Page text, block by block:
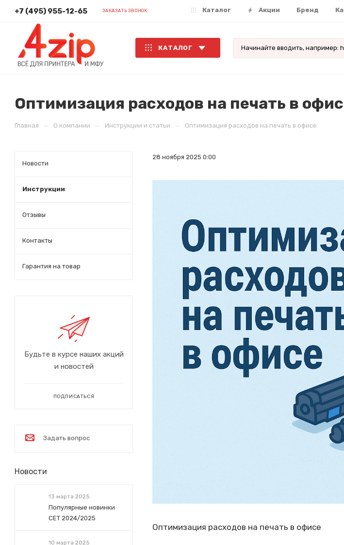
+7 (495) 955-12-65 ЗАКАЗАТЬ ЗВОНОК Каталог Акции Бренд
КАТАЛОГ
Оптимизация расходов на печать в
Главная — О компании — Инструкции и статьи — Оптимизация расходов на печать в офисе
28 ноября 2025 0:00
Оптимизация расходов на печать в офисе
Новости
Инструкции
Отзывы
Контакты
Гарантия на товар
Будьте в курсе наших акций
и новостей
ПОДПИСАТЬСЯ
Задать вопрос
Новости
13 марта 2025
Популярные новинки
СЕТ 2024/2025
10 марта 2025